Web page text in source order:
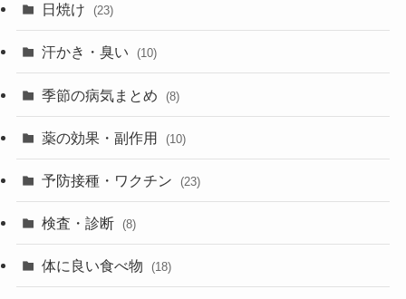
日焼け (23)
汗かき・臭い (10)
季節の病気まとめ (8)
薬の効果・副作用 (10)
予防接種・ワクチン (23)
検査・診断 (8)
体に良い食べ物 (18)